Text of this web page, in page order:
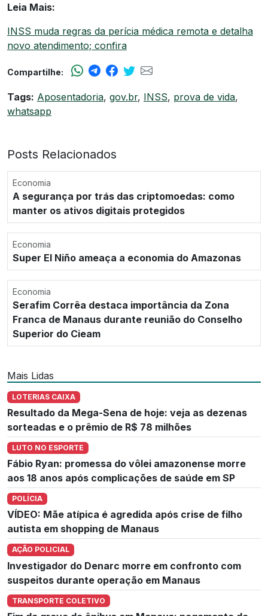
Leia Mais:
INSS muda regras da perícia médica remota e detalha
novo atendimento; confira
Compartilhe:
Tags: Aposentadoria, gov.br, INSS, prova de vida,
whatsapp
Posts Relacionados
Economia
A segurança por trás das criptomoedas: como
manter os ativos digitais protegidos
Economia
Super El Niño ameaça a economia do Amazonas
Economia
Serafim Corrêa destaca importância da Zona
Franca de Manaus durante reunião do Conselho
Superior do Cieam
Mais Lidas
LOTERIAS CAIXA
Resultado da Mega-Sena de hoje: veja as dezenas
sorteadas e o prêmio de R$ 78 milhões
LUTO NO ESPORTE
Fábio Ryan: promessa do vôlei amazonense morre
aos 18 anos após complicações de saúde em SP
POLÍCIA
VÍDEO: Mãe atípica é agredida após crise de filho
autista em shopping de Manaus
AÇÃO POLICIAL
Investigador do Denarc morre em confronto com
suspeitos durante operação em Manaus
TRANSPORTE COLETIVO